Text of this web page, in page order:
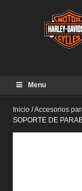
Menu
Inicio /Accesorios
SOPORTE DE